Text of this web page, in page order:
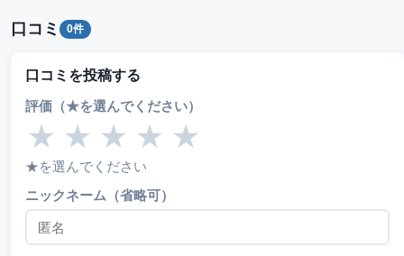
口コミ 0件
口コミを投稿する
評価（★を選んでください）
★ ★ ★ ★ ★
★を選んでください
ニックネーム（省略可）